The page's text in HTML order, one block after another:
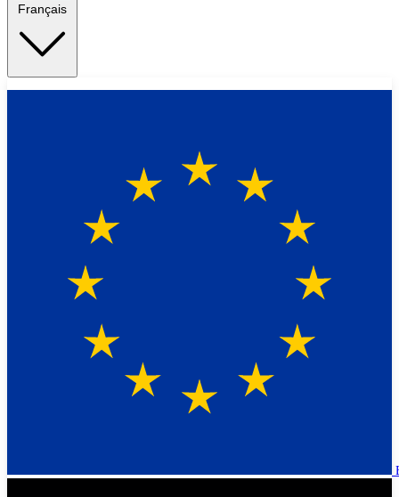
Français